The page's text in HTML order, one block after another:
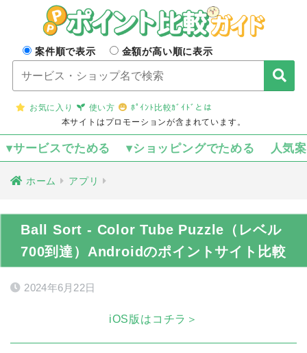
案件順で表示 金額が高い順に表示
お気に入り 使い方
ﾎﾟｲﾝﾄ比較ｶﾞｲﾄﾞとは
本サイトはプロモーションが含まれています。
▾サービスでためる ▾ショッピングでためる 人気
ホーム アプリ
Ball Sort - Color Tube Puzzle（レベル
700到達）Androidのポイントサイト比較
2024年6月22日
iOS版はコチラ＞